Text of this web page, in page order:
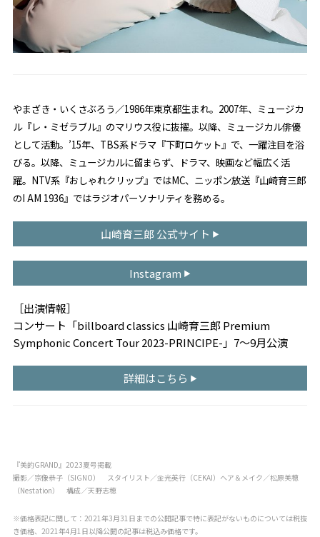
やまざき・いくさぶろう／1986年東京都生まれ。2007年、ミュージカ
ル『レ・ミゼラブル』のマリウス役に抜擢。以降、ミュージカル俳優
として活動。’15年、TBS系ドラマ『下町ロケット』で、一躍注目を浴
びる。以降、ミュージカルに留まらず、ドラマ、映画など幅広く活
躍。NTV系『おしゃれクリップ』ではMC、ニッポン放送『山崎育三郎
のI AM 1936』ではラジオパーソナリティを務める。
山崎育三郎 公式サイト
Instagram
［出演情報］
コンサート「billboard classics 山崎育三郎 Premium
Symphonic Concert Tour 2023-PRINCIPE-」7〜9月公演
詳細はこちら
『美的GRAND』2023夏号掲載
撮影／宗像恭子（SIGNO） スタイリスト／金光英行（CEKAI）ヘア＆メイク／松原美穂
（Nestation） 構成／天野志穂
※価格表記に関して：2021年3月31日までの公開記事で特に表記がないものについては税抜
き価格、2021年4月1日以降公開の記事は税込み価格です。